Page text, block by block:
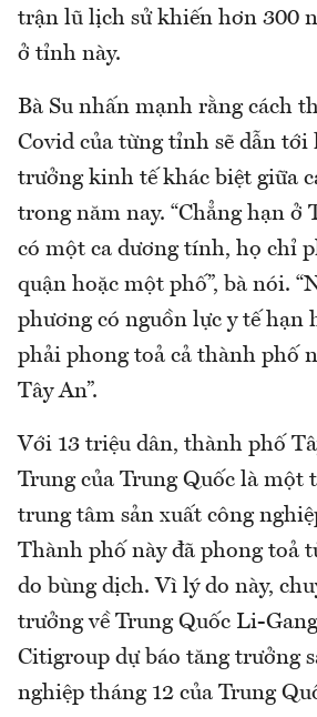
trận lũ lịch sử khiến hơn 300
ở tỉnh này.
Bà Su nhấn mạnh rằng cách
Covid của từng tỉnh sẽ dẫn tới
trưởng kinh tế khác biệt giữa
trong năm nay. “Chẳng hạn ở
có một ca dương tính, họ chỉ
quận hoặc một phố”, bà nói.
phương có nguồn lực y tế hạn
phải phong toả cả thành phố
Tây An”.
Với 13 triệu dân, thành phố
Trung của Trung Quốc là một
trung tâm sản xuất công
Thành phố này đã phong toả
do bùng dịch. Vì lý do này,
trưởng về Trung Quốc Li-
Citigroup dự báo tăng trưởng
nghiệp tháng 12 của Trung